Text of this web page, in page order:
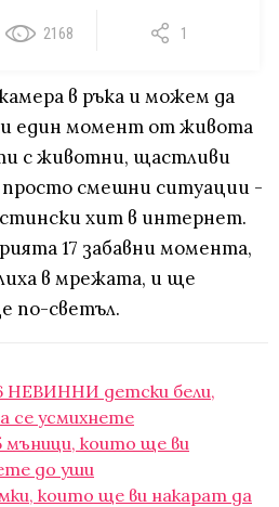
2168 1
в ръка и можем да
един момент от живота
с животни, щастливи
просто смешни ситуации -
хит в интернет.
17 забавни момента,
в мрежата, и ще
по-светъл.
НЕВИННИ детски бели,
се усмихнете
които ще ви
до уши
които ще ви накaрат да